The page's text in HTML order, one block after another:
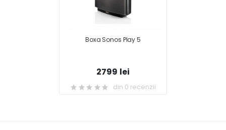
Boxa Sonos Play 5
2799 lei
din 0 recenzii